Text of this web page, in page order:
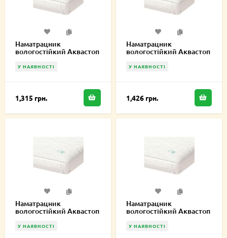
Наматрацник
вологостійкий Аквастоп
У НАЯВНОСТІ
1,315 грн.
Наматрацник
вологостійкий Аквастоп
У НАЯВНОСТІ
1,426 грн.
Наматрацник
вологостійкий Аквастоп
У НАЯВНОСТІ
Наматрацник
вологостійкий Аквастоп
У НАЯВНОСТІ